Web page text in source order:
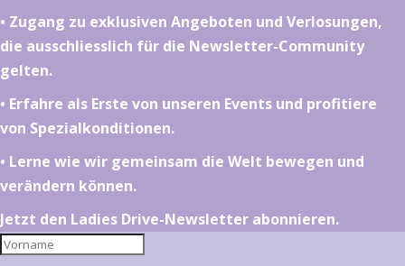
•⁠ ⁠⁠Zugang zu exklusiven Angeboten und Verlosungen,
die ausschliesslich für die Newsletter-Community
gelten.
•⁠ ⁠⁠Erfahre als Erste von unseren Events und profitiere
von Spezialkonditionen.
•⁠ ⁠⁠Lerne wie wir gemeinsam die Welt bewegen und
verändern können.
Jetzt den Ladies Drive-Newsletter abonnieren.